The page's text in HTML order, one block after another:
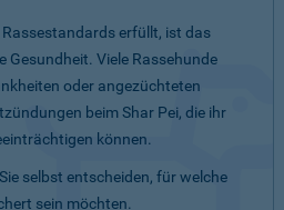
erfüllt, ist das
Gesundheit. Viele Rassehunde
oder angezüchteten
beim Shar Pei, die ihr
können.
selbst entscheiden, für welche
sein möchten.